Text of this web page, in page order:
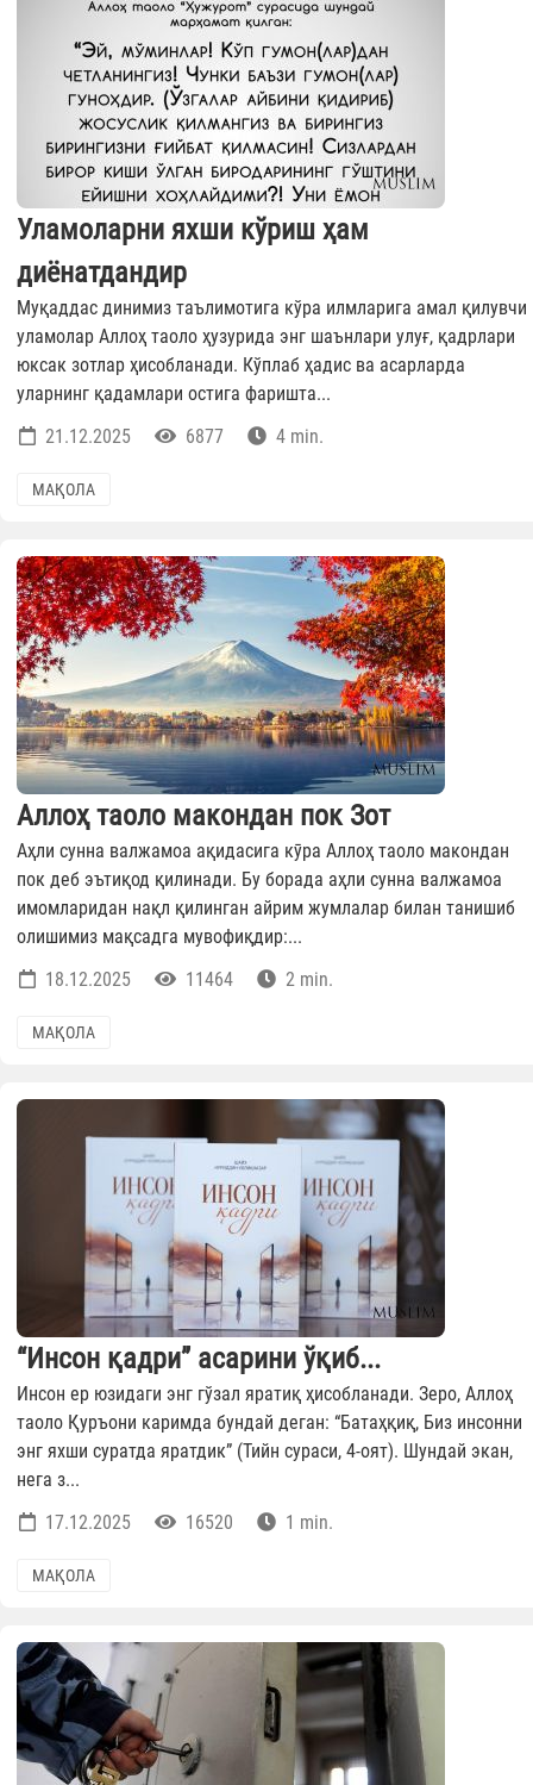
Уламоларни яхши кўриш ҳам
диёнатдандир
Муқаддас динимиз таълимотига кўра илмларига амал қилувчи
уламолар Аллоҳ таоло ҳузурида энг шаънлари улуғ, қадрлари
юксак зотлар ҳисобланади. Кўплаб ҳадис ва асарларда
уларнинг қадамлари остига фаришта...
21.12.2025
6877 4 min.
МАҚОЛА
Аллоҳ таоло макондан пок Зот
Аҳли сунна валжамоа ақидасига кӯра Аллоҳ таоло макондан
пок деб эътиқод қилинади. Бу борада аҳли сунна валжамоа
имомларидан нақл қилинган айрим жумлалар билан танишиб
олишимиз мақсадга мувофиқдир:...
18.12.2025
11464 2 min.
МАҚОЛА
“Инсон қадри” асарини ўқиб...
Инсон ер юзидаги энг гўзал яратиқ ҳисобланади. Зеро, Аллоҳ
таоло Қуръони каримда бундай деган: “Батаҳқиқ, Биз инсонни
энг яхши суратда яратдик” (Тийн сураси, 4-оят). Шундай экан,
нега з...
17.12.2025
16520 1 min.
МАҚОЛА